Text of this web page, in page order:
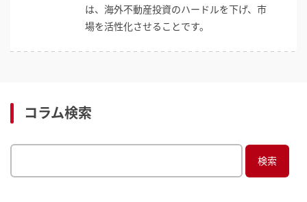
は、海外不動産投資のハードルを下げ、市
場を活性化させることです。
コラム検索
e